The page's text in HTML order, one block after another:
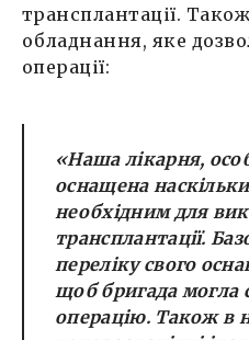
трансплантації.
обладнання, яке
операції:
«Наша лікарня,
оснащена
необхідним для
трансплантації.
переліку свого
щоб бригада могла
операцію. Також в